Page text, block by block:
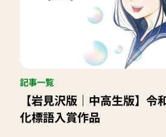
記事一覧
【岩見沢版｜中高生版】令
化標語入賞作品